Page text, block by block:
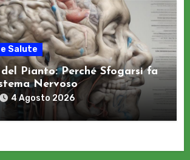
Salute
Pianto: Perché Sfogarsi fa
Nervoso
4 Agosto 2026